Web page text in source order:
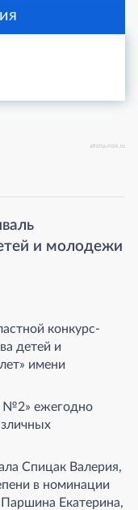
afisha-msk.ru
и молодежи
конкурс-
детей и
имени
ежегодно
Спицак Валерия,
в номинации
Екатерина,